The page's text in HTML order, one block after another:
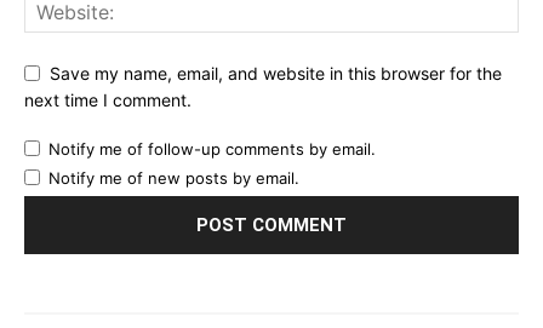
Save my name, email, and website in this browser for the
next time I comment.
Notify me of follow-up comments by email.
Notify me of new posts by email.